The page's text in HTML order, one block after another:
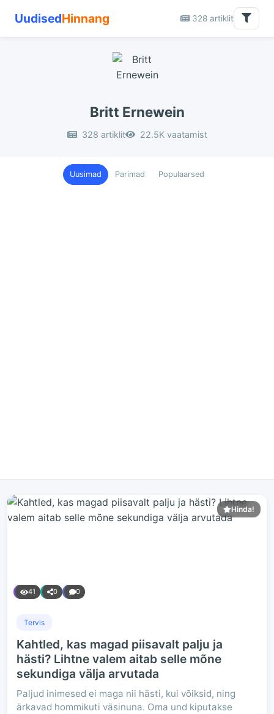
UudisedHinnang 328 artiklit
Britt Ernewein
328 artiklit 22.5K vaatamist
Uusimad Parimad Populaarsed
Hinda!
41 0 0
Tervis
Kahtled, kas magad piisavalt palju ja
hästi? Lihtne valem aitab selle mõne
sekundiga välja arvutada
Paljud inimesed ei maga nii hästi, kui võiksid, ning
ärkavad hommikuti väsinuna. Oma und kiputakse